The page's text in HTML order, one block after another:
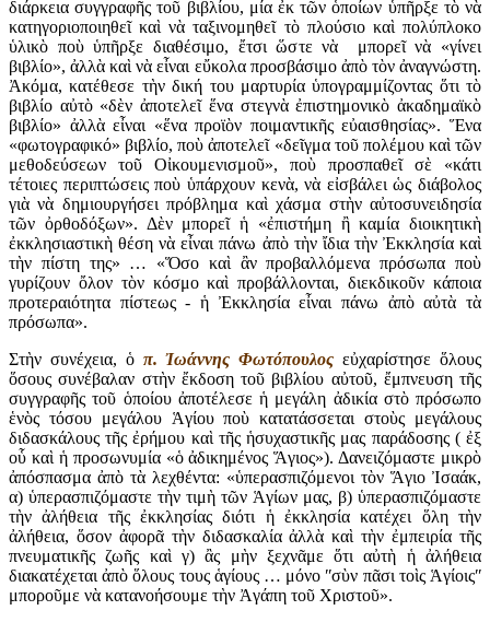
διάρκεια συγγραφῆς τοῦ βιβλίου, μία ἐκ τῶν ὁποίων ὑπῆρξε τὸ νὰ
κατηγοριοποιηθεῖ καὶ νὰ ταξινομηθεῖ τὸ πλούσιο καὶ πολύπλοκο
ὑλικὸ ποὺ ὑπῆρξε διαθέσιμο, ἔτσι ὥστε νὰ μπορεῖ νὰ «γίνει
βιβλίο», ἀλλὰ καὶ νὰ εἶναι εὔκολα προσβάσιμο ἀπὸ τὸν ἀναγνώστη.
Ἀκόμα, κατέθεσε τὴν δική του μαρτυρία ὑπογραμμίζοντας ὅτι τὸ
βιβλίο αὐτὸ «δὲν ἀποτελεῖ ἕνα στεγνὰ ἐπιστημονικὸ ἀκαδημαϊκὸ
βιβλίο» ἀλλὰ εἶναι «ἕνα προϊὸν ποιμαντικῆς εὐαισθησίας». Ἕνα
«φωτογραφικό» βιβλίο, ποὺ ἀποτελεῖ «δεῖγμα τοῦ πολέμου καὶ τῶν
μεθοδεύσεων τοῦ Οἰκουμενισμοῦ», ποὺ προσπαθεῖ σὲ «κάτι
τέτοιες περιπτώσεις ποὺ ὑπάρχουν κενὰ, νὰ εἰσβάλει ὡς διάβολος
γιὰ νὰ δημιουργήσει πρόβλημα καὶ χάσμα στὴν αὐτοσυνειδησία
τῶν ὀρθοδόξων». Δὲν μπορεῖ ἡ «ἐπιστήμη ἢ καμία διοικητικὴ
ἐκκλησιαστικὴ θέση νὰ εἶναι πάνω ἀπὸ τὴν ἴδια τὴν Ἐκκλησία καὶ
τὴν πίστη της» … «Ὅσο καὶ ἂν προβαλλόμενα πρόσωπα ποὺ
γυρίζουν ὄλον τὸν κόσμο καὶ προβάλλονται, διεκδικοῦν κάποια
προτεραιότητα πίστεως - ἡ Ἐκκλησία εἶναι πάνω ἀπὸ αὐτὰ τὰ
πρόσωπα».
Στὴν συνέχεια, ὁ π. Ἰωάννης Φωτόπουλος εὐχαρίστησε ὅλους
ὅσους συνέβαλαν στὴν ἔκδοση τοῦ βιβλίου αὐτοῦ, ἔμπνευση τῆς
συγγραφῆς τοῦ ὁποίου ἀποτέλεσε ἡ μεγάλη ἀδικία στὸ πρόσωπο
ἑνὸς τόσου μεγάλου Ἁγίου ποὺ κατατάσσεται στοὺς μεγάλους
διδασκάλους τῆς ἐρήμου καὶ τῆς ἡσυχαστικῆς μας παράδοσης ( ἐξ
οὗ καὶ ἡ προσωνυμία «ὁ ἀδικημένος Ἅγιος»). Δανειζόμαστε μικρὸ
ἀπόσπασμα ἀπὸ τὰ λεχθέντα: «ὑπερασπιζόμενοι τὸν Ἅγιο Ἰσαάκ,
α) ὑπερασπιζόμαστε τὴν τιμὴ τῶν Ἁγίων μας, β) ὑπερασπιζόμαστε
τὴν ἀλήθεια τῆς ἐκκλησίας διότι ἡ ἐκκλησία κατέχει ὅλη τὴν
ἀλήθεια, ὅσον ἀφορᾶ τὴν διδασκαλία ἀλλὰ καὶ τὴν ἐμπειρία τῆς
πνευματικῆς ζωῆς καὶ γ) ἂς μὴν ξεχνᾶμε ὅτι αὐτὴ ἡ ἀλήθεια
διακατέχεται ἀπὸ ὅλους τους ἁγίους … μόνο ʺσὺν πᾶσι τοὶς Ἁγίοιςʺ
μποροῦμε νὰ κατανοήσουμε τὴν Ἀγάπη τοῦ Χριστοῦ».